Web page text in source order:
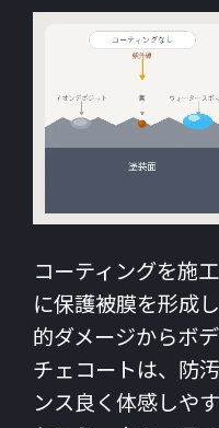
コーティングを施
に保護被膜を形成
的ダメージからボ
チェコートは、防
ンス良く体感しや